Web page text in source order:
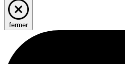
fermer